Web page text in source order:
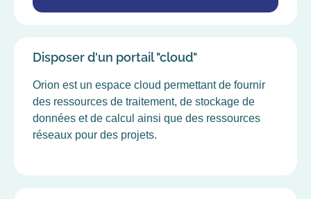
Disposer d'un portail "cloud"
Orion est un espace cloud permettant de fournir
des ressources de traitement, de stockage de
données et de calcul ainsi que des ressources
réseaux pour des projets.